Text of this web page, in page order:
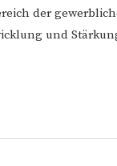
der
und